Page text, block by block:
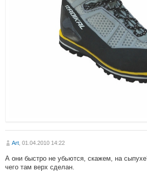
Art, 01.04.2010 14:22
А они быстро не убьются, скажем, на
чего там верх сделан.